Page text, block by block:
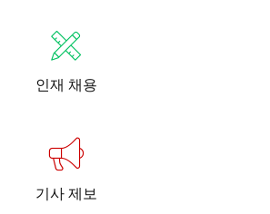
인재 채용
기사 제보